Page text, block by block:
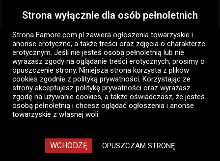
Eamore.com.pl
Ogłoszenia pań
Pani szuka pana (komunikatory)
Szczecin
Pani szuka pana
(komunikatory) - ogłoszenia
towarzyskie pań Szczecin
60
Stare Miasto
Strona wyłącznie dla osób pełnoletnich
Strona Eamore.com.pl zawiera ogłoszenia towarzyskie i
anonse erotyczne, a także treści oraz zdjęcia o charakterze
erotycznym. Jeśli nie jesteś osobą pełnoletnią lub nie
wyrażasz zgody na oglądanie treści erotycznych, prosimy o
opuszczenie strony. Niniejsza strona korzysta z plików
cookies zgodnie z polityką prywatności. Korzystając ze
strony akceptujesz politykę prywatności oraz wyrażasz
zgodę na używanie cookies, a także oświadczasz, że jesteś
osobą pełnoletnią i chcesz oglądać ogłoszenia i anonse
towarzyskie z własnej woli.
WCHODZĘ OPUSZCZAM STRONĘ